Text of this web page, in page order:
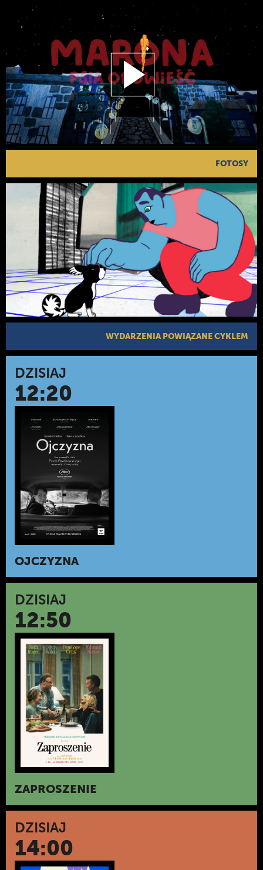
FOTOSY
WYDARZENIA POWIĄZANE CYKLEM
DZISIAJ
12:20
OJCZYZNA
DZISIAJ
12:50
ZAPROSZENIE
DZISIAJ
14:00